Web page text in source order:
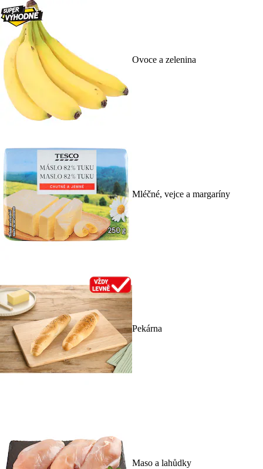
Ovoce a zelenina
Mléčné, vejce a margaríny
Pekárna
Maso a lahůdky